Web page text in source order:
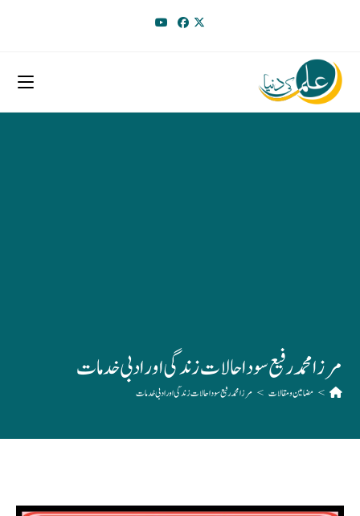
مرزا محمد رفیع سودا حالات زندگی اور ادبی خدمات
> مضامین و مقالات > مرزا محمد رفیع سودا حالات زندگی اور ادبی خدمات